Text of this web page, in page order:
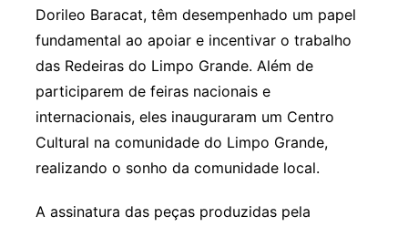
Dorileo Baracat, têm desempenhado um papel
fundamental ao apoiar e incentivar o trabalho
das Redeiras do Limpo Grande. Além de
participarem de feiras nacionais e
internacionais, eles inauguraram um Centro
Cultural na comunidade do Limpo Grande,
realizando o sonho da comunidade local.
A assinatura das peças produzidas pela